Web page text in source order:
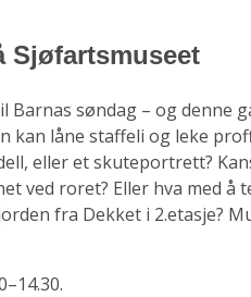
Sjøfartsmuseet
søndag – og denne
kan låne staffeli og leke
eller et skuteportrett?
ved roret? Eller hva med å
fra Dekket i 2.etasje?